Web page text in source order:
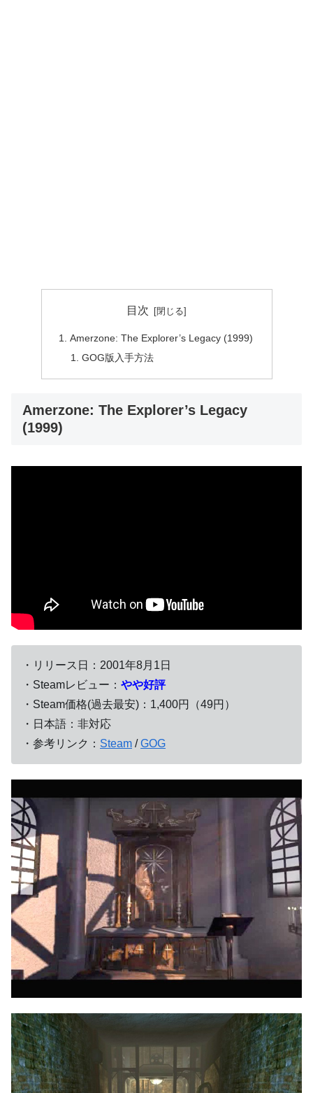
目次
Amerzone: The Explorer’s Legacy (1999)
GOG版入手方法
Amerzone: The Explorer’s Legacy
(1999)
・リリース日：2001年8月1日
・Steamレビュー： やや好評
・Steam価格(過去最安)：1,400円（49円）
・日本語：非対応
・参考リンク： Steam /GOG